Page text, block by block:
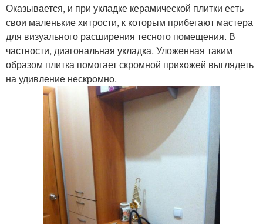
Оказывается, и при укладке керамической плитки есть
свои маленькие хитрости, к которым прибегают мастера
для визуального расширения тесного помещения. В
частности, диагональная укладка. Уложенная таким
образом плитка помогает скромной прихожей выглядеть
на удивление нескромно.